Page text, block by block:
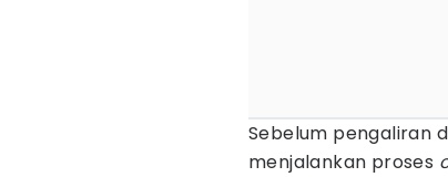
Sebelum pengaliran
menjalankan proses